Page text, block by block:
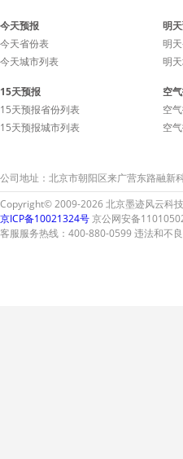
气压小幅波动，可
鱼儿的进食
今天预报
今天省份表
今天城市列表
明
明
明
15天预报
15天预报省份列表
15天预报城市列表
空
空
空
公司地址：北京市朝阳区来广营东路融
Copyright© 2009-2026 北京墨迹风云科
京ICP备10021324号京公网安备
客服服务热线：400-880-0599 违法和不